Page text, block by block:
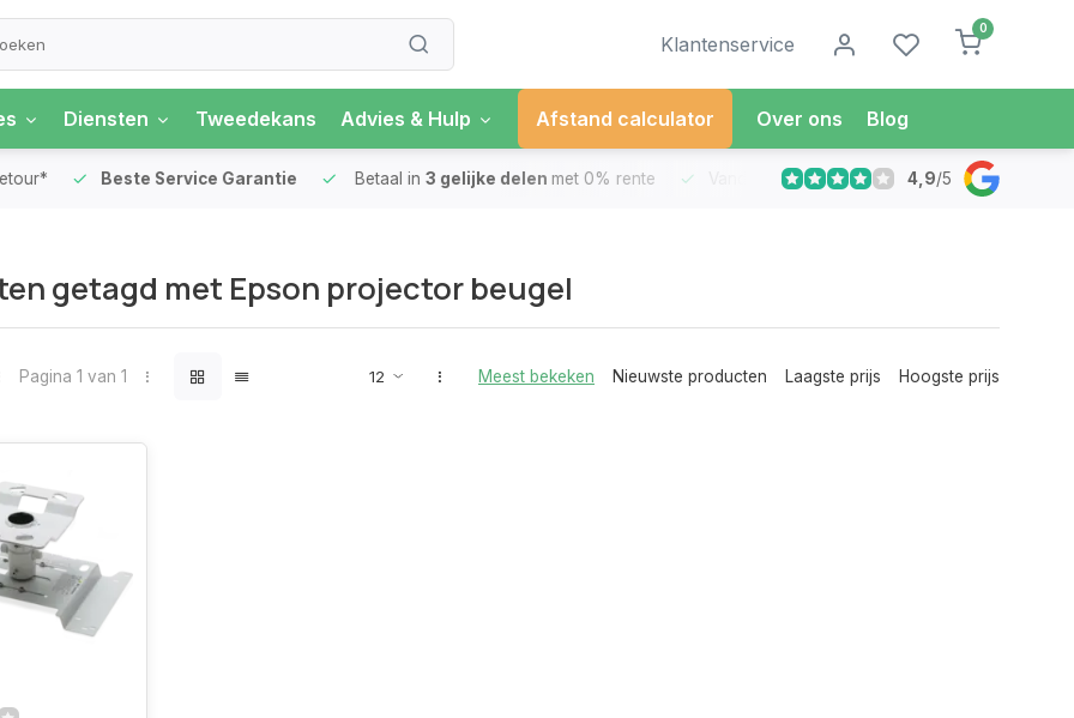
Klantenservice
0
Diensten Tweedekans Advies & Hulp Afstand calculator Over ons Blog
Beste Service Garantie Betaal in 3 gelijke delenmet 0% rente Vandaag besteldMorgen in Huis*
4,9/5
getagd met Epson projector beugel
Pagina 1 van 1 Meest bekeken Nieuwste producten Laagste prijs Hoogste prijs